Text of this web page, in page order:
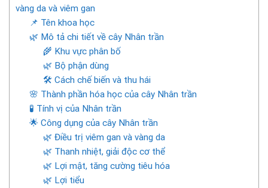
vàng da và viêm gan
📌 Tên khoa học
🌿 Mô tả chi tiết về cây Nhân trần
🌾 Khu vực phân bố
🌿 Bộ phận dùng
🛠️ Cách chế biến và thu hái
🌸 Thành phần hóa học của cây Nhân trần
🧪 Tính vị của Nhân trần
🌟 Công dụng của cây Nhân trần
🌿 Điều trị viêm gan và vàng da
🌿 Thanh nhiệt, giải độc cơ thể
🌿 Lợi mật, tăng cường tiêu hóa
🌿 Lợi tiểu